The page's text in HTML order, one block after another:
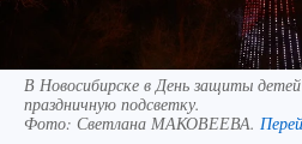
В Новосибирске в День защиты
праздничную подсветку.
Фото: Светлана МАКОВЕЕВА.